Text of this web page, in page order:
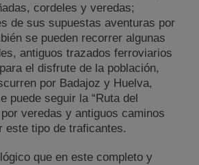
cordeles y veredas;
de sus supuestas aventuras por
se pueden recorrer algunas
antiguos trazados ferroviarios
el disfrute de la población,
por Badajoz y Huelva,
puede seguir la “Ruta del
veredas y antiguos caminos
este tipo de traficantes.
que en este completo y